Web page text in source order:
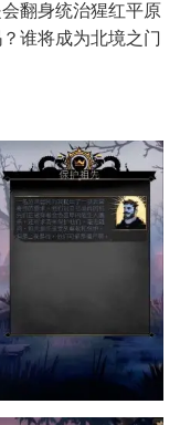
翻身统治猩红平原
谁将成为北境之门